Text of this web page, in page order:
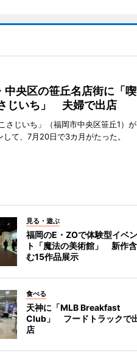
中央区の笹丘名店街に「喫
じいち」 夫婦で出店
さじいち」（福岡市中央区笹丘1）が
して、7月20日で3カ月がたった。
見る・遊ぶ
福岡のE・ZOで体験型イベン
ト「魔法の美術館」 新作含
む15作品展示
食べる
天神に「MLB Breakfast
Club」 フードトラックで
店